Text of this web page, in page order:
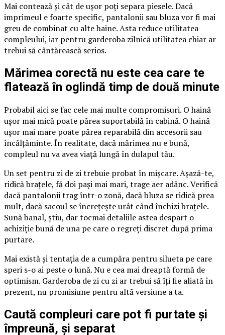
Mai contează și cât de ușor poți separa piesele. Dacă
imprimeul e foarte specific, pantalonii sau bluza vor fi mai
greu de combinat cu alte haine. Asta reduce utilitatea
compleului, iar pentru garderoba zilnică utilitatea chiar ar
trebui să cântărească serios.
Mărimea corectă nu este cea care te
flatează în oglindă timp de două minute
Probabil aici se fac cele mai multe compromisuri. O haină
ușor mai mică poate părea suportabilă în cabină. O haină
ușor mai mare poate părea reparabilă din accesorii sau
încălțăminte. În realitate, dacă mărimea nu e bună,
compleul nu va avea viață lungă în dulapul tău.
Un set pentru zi de zi trebuie probat în mișcare. Așază-te,
ridică brațele, fă doi pași mai mari, trage aer adânc. Verifică
dacă pantalonii trag într-o zonă, dacă bluza se ridică prea
mult, dacă sacoul se încrețește urât când închizi brațele.
Sună banal, știu, dar tocmai detaliile astea despart o
achiziție bună de una pe care o regreți discret după prima
purtare.
Mai există și tentația de a cumpăra pentru silueta pe care
speri s-o ai peste o lună. Nu e cea mai dreaptă formă de
optimism. Garderoba de zi cu zi ar trebui să îți fie aliată în
prezent, nu promisiune pentru altă versiune a ta.
Caută compleuri care pot fi purtate și
împreună, și separat